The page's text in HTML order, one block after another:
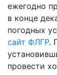
ежегодно
в конце
погодных
сайт ФЛГР.
провести